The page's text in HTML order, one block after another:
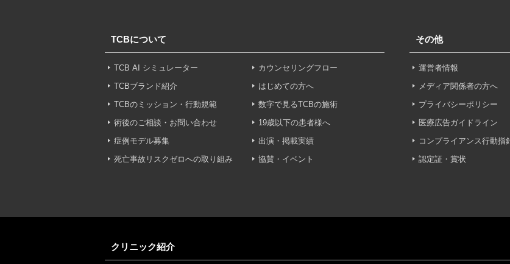
・患者様のサービス利用状況の分析及び症例研究のため
・広告、宣伝、マーケティングのため
TCBグループは、取り扱う個人情報を、厳正な管理の下に蓄積・保管し、当該個
壊・改ざんおよび漏洩等を防止するため、必要かつ適切な組織的・人的・物理的
【個人情報の共同利用について】
TCBグループは、【利用目的】達成に必要な範囲で、取得情報を共同して利用する
一般社団法人メディカルアライアンス
①共同して利用される情報
TCBについて
TCB AI シミュレーター
TCBブランド紹介
TCBのミッション・行動規範
術後のご相談・お問い合わせ
症例モデル募集
死亡事故リスクゼロへの取り組み
カウンセリングフロー
はじめての方へ
数字で見るTCBの施術
19歳以下の患者様へ
出演・掲載実績
協賛・イベント
その他
運営者情報
メディア関係者の方へ
プライバシーポリシー
医療広告ガイドライン
コンプライアンス行動指
認定証・賞状
クリニック紹介